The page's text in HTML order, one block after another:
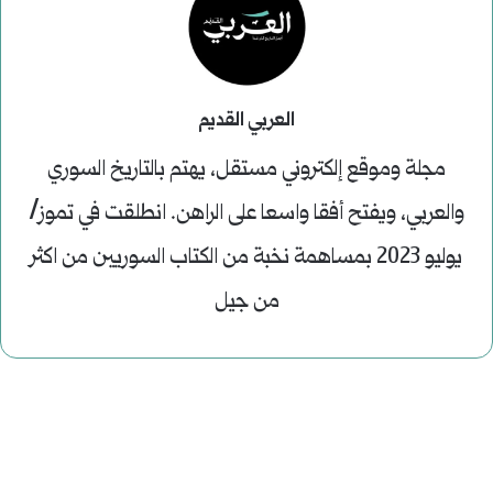
العربي القديم
مجلة وموقع إلكتروني مستقل، يهتم بالتاريخ السوري
والعربي، ويفتح أفقا واسعا على الراهن. انطلقت في تموز/
يوليو 2023 بمساهمة نخبة من الكتاب السوريين من اكثر
من جيل